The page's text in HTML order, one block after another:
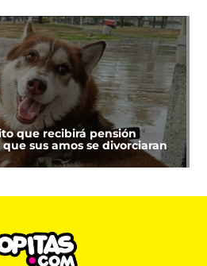
que recibirá pensión
sus amos se divorciaran